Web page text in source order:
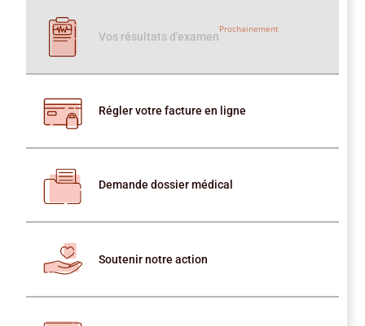
Vos résultats d'examen
Prochainement
Régler votre facture en ligne
Demande dossier médical
Soutenir notre action